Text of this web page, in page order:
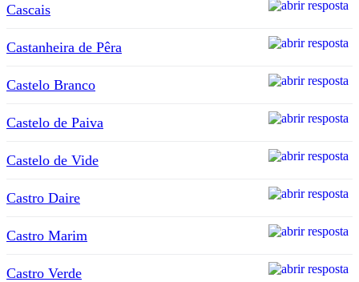
Cascais
Castanheira de Pêra
Castelo Branco
Castelo de Paiva
Castelo de Vide
Castro Daire
Castro Marim
Castro Verde